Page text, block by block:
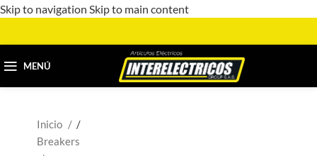
Skip to navigation Skip to main content
MENÚ
Inicio
/
Breakers